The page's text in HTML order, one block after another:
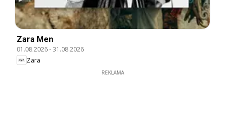
Zara Men
01.08.2026-31.08.2026
Zara
REKLAMA